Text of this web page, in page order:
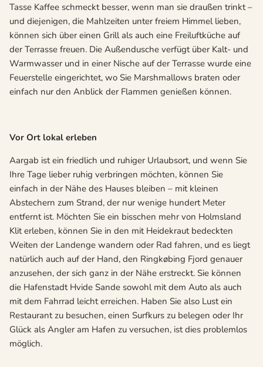
Tasse Kaffee schmeckt besser, wenn man sie draußen trinkt –
und diejenigen, die Mahlzeiten unter freiem Himmel lieben,
können sich über einen Grill als auch eine Freiluftküche auf
der Terrasse freuen. Die Außendusche verfügt über Kalt- und
Warmwasser und in einer Nische auf der Terrasse wurde eine
Feuerstelle eingerichtet, wo Sie Marshmallows braten oder
einfach nur den Anblick der Flammen genießen können.
Vor Ort lokal erleben
Aargab ist ein friedlich und ruhiger Urlaubsort, und wenn Sie
Ihre Tage lieber ruhig verbringen möchten, können Sie
einfach in der Nähe des Hauses bleiben – mit kleinen
Abstechern zum Strand, der nur wenige hundert Meter
entfernt ist. Möchten Sie ein bisschen mehr von Holmsland
Klit erleben, können Sie in den mit Heidekraut bedeckten
Weiten der Landenge wandern oder Rad fahren, und es liegt
natürlich auch auf der Hand, den Ringkøbing Fjord genauer
anzusehen, der sich ganz in der Nähe erstreckt. Sie können
die Hafenstadt Hvide Sande sowohl mit dem Auto als auch
mit dem Fahrrad leicht erreichen. Haben Sie also Lust ein
Restaurant zu besuchen, einen Surfkurs zu belegen oder Ihr
Glück als Angler am Hafen zu versuchen, ist dies problemlos
möglich.